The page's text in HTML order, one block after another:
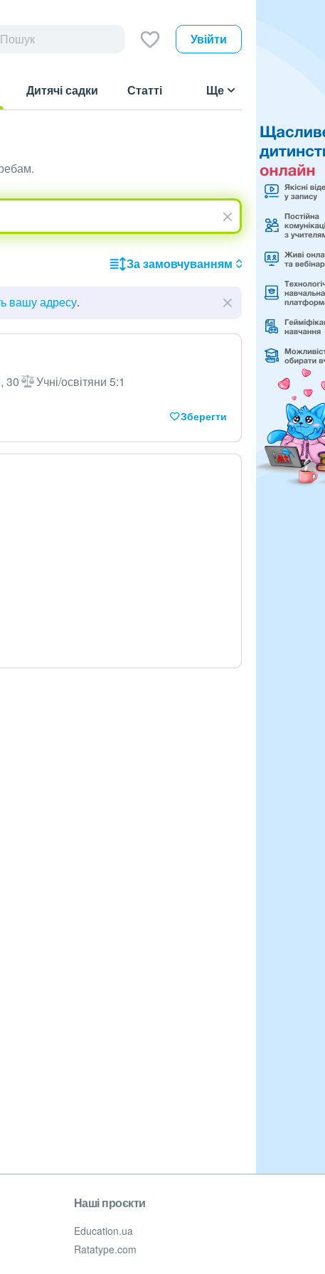
Увійти
Дитячі садки Статті Ще
За замовчуванням
вашу адресу.
30 Учні/освітяни 5:1
Зберегти
Наші проєкти
Education.ua
Ratatype.com